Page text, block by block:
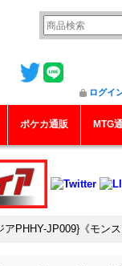
ログイ
ポケカ通販 MTG
PHHY-JP009}《モンス